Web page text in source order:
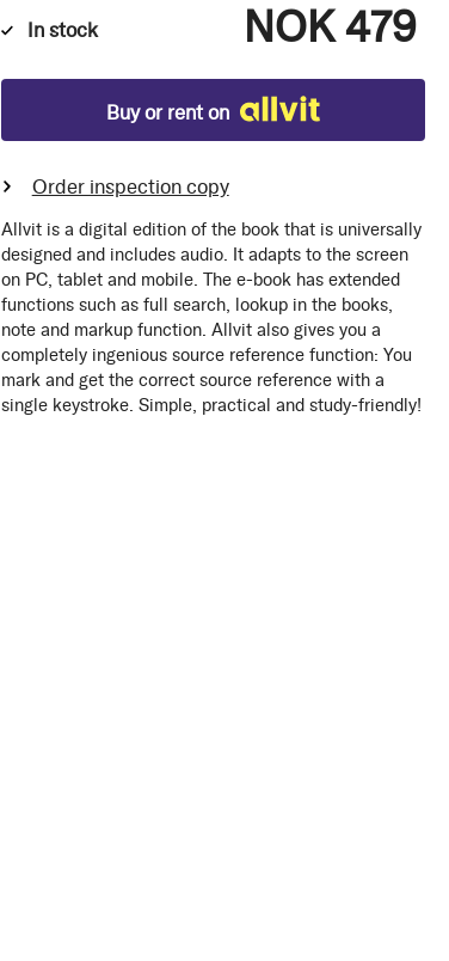
In stock NOK 479
Buy or rent on
Order inspection copy
Allvit is a digital edition of the book that is universally
designed and includes audio. It adapts to the screen
on PC, tablet and mobile. The e-book has extended
functions such as full search, lookup in the books,
note and markup function. Allvit also gives you a
completely ingenious source reference function: You
mark and get the correct source reference with a
single keystroke. Simple, practical and study-friendly!